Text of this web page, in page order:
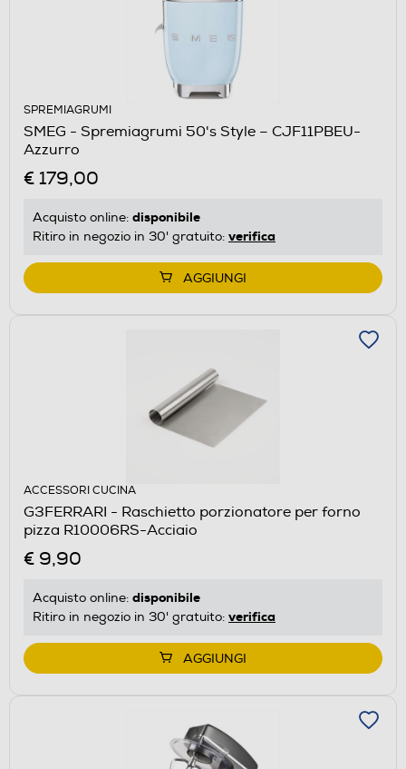
SPREMIAGRUMI
SMEG - Spremiagrumi 50's Style – CJF11PBEU-
Azzurro
€ 179,00
Acquisto online: disponibile
Ritiro in negozio in 30' gratuito: verifica
AGGIUNGI
ACCESSORI CUCINA
G3FERRARI - Raschietto porzionatore per forno
pizza R10006RS-Acciaio
€ 9,90
Acquisto online: disponibile
Ritiro in negozio in 30' gratuito: verifica
AGGIUNGI